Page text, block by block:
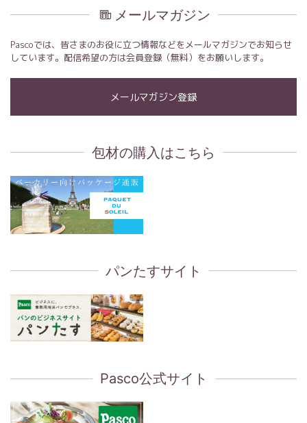
メールマガジン
Pascoでは、皆さまのお役に立つ情報などをメールマガジンでお知らせ
しています。配信希望の方は会員登録（無料）をお願いします。
メールマガジン登録
包材の購入はこちら
パンたすサイト
Pasco公式サイト